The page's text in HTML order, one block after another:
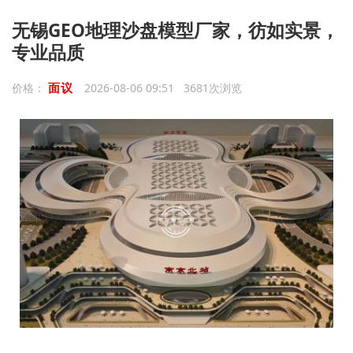
无锡GEO地理沙盘模型厂家，彷如实景，
专业品质
价格： 面议 2026-08-06 09:51 3681次浏览